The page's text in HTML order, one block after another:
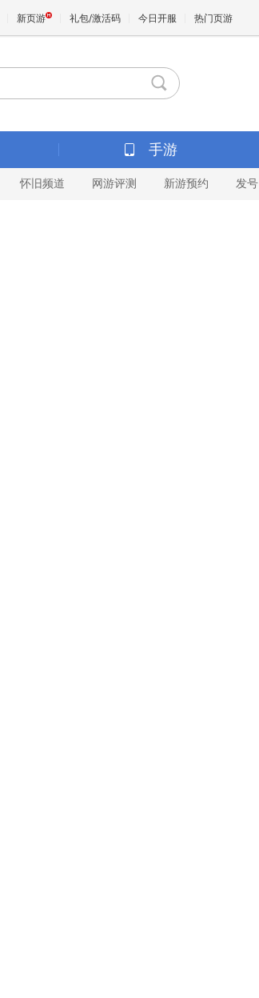
新页游 礼包/激活码 今日开服 热门页游
王权与自由
手游
怀旧频道 网游评测 新游预约 发号